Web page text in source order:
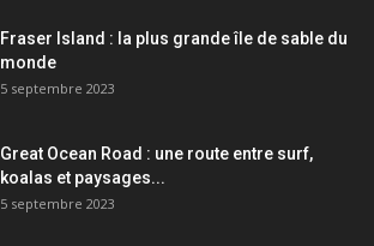
Fraser Island : la plus grande île de sable du
monde
5 septembre 2023
Great Ocean Road : une route entre surf,
koalas et paysages...
5 septembre 2023